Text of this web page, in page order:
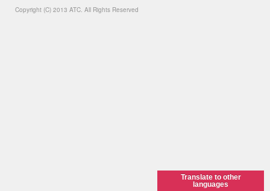
Copyright (C) 2013 ATC. All Rights Reserved
Translate to other
languages